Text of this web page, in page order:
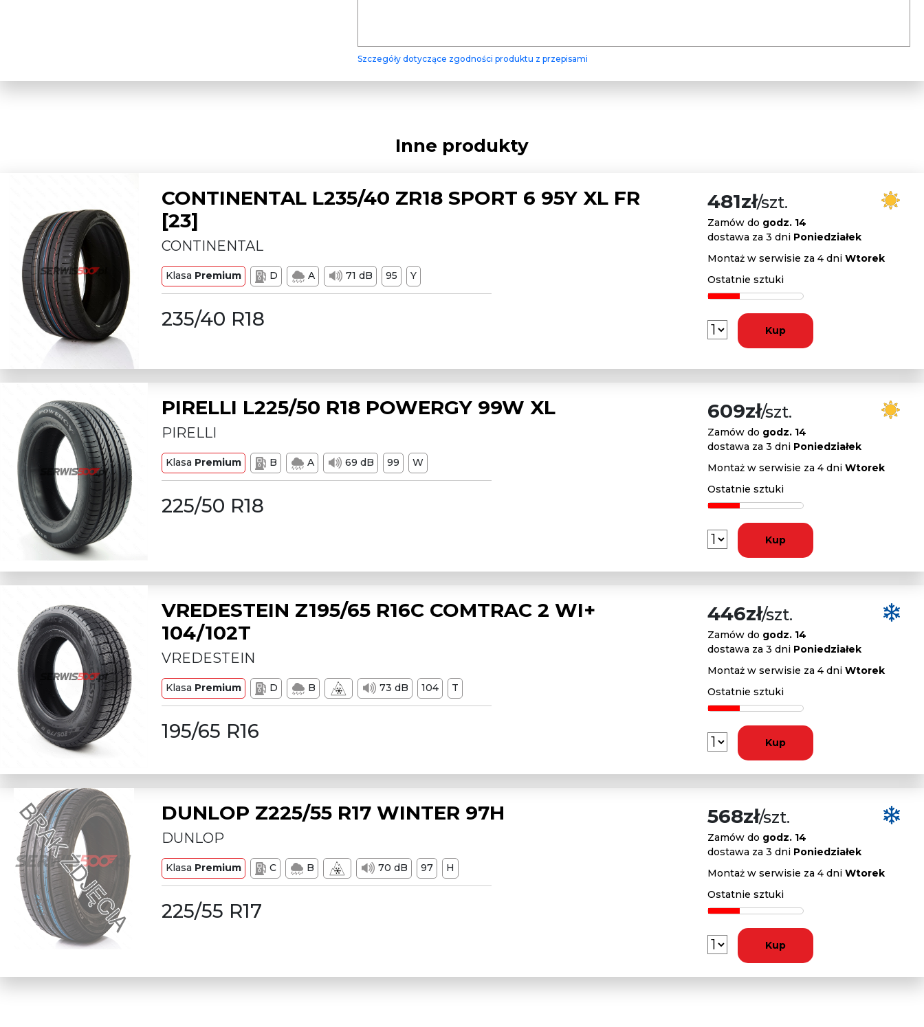
Szczegóły dotyczące zgodności produktu z przepisami
Inne produkty
CONTINENTAL L235/40 ZR18 SPORT 6 95Y XL FR
[23]
CONTINENTAL
Klasa Premium D A 71 dB 95 Y
235/40 R18
481zł/szt.
Zamów do godz. 14
dostawa za 3 dni Poniedziałek
Montaż w serwisie za 4 dni Wtorek
Ostatnie sztuki
Kup
PIRELLI L225/50 R18 POWERGY 99W XL
PIRELLI
Klasa Premium B A 69 dB 99 W
225/50 R18
609zł/szt.
Zamów do godz. 14
dostawa za 3 dni Poniedziałek
Montaż w serwisie za 4 dni Wtorek
Ostatnie sztuki
Kup
VREDESTEIN Z195/65 R16C COMTRAC 2 WI+
104/102T
VREDESTEIN
Klasa Premium D B 73 dB 104 T
195/65 R16
446zł/szt.
Zamów do godz. 14
dostawa za 3 dni Poniedziałek
Montaż w serwisie za 4 dni Wtorek
Ostatnie sztuki
Kup
DUNLOP Z225/55 R17 WINTER 97H
DUNLOP
Klasa Premium C B 70 dB 97 H
225/55 R17
568zł/szt.
Zamów do godz. 14
dostawa za 3 dni Poniedziałek
Montaż w serwisie za 4 dni Wtorek
Ostatnie sztuki
Kup